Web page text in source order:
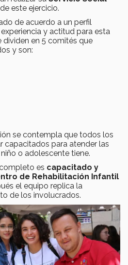
este ejercicio.
de acuerdo a un perfil
y actitud para esta
dividen en 5 comités que
y son:
se contempla que todos los
capacitados para atender las
o adolescente tiene.
es capacitado y
de Rehabilitación Infantil
el equipo replica la
de los involucrados.